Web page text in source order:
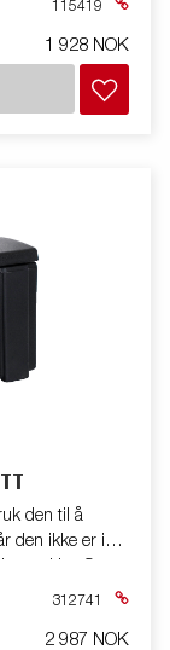
115419
1 928 NOK
den til å
den ikke er i
nøkler. Settet
båthengere og
312741
2 987 NOK